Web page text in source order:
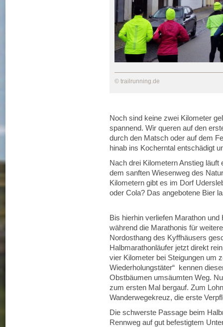
© trailrunning.de
Noch sind keine zwei Kilometer
spannend. Wir queren auf den
durch den Matsch oder auf dem
hinab ins Kocherntal entschädigt
Nach drei Kilometern Anstieg
dem sanften Wiesenweg des
Kilometern gibt es im Dorf
oder Cola? Das angebotene Bier
Bis hierhin verliefen Marathon
während die Marathonis für
Nordosthang des Kyffhäusers
Halbmarathonläufer jetzt direkt
vier Kilometer bei Steigungen um
Wiederholungstäter“ kennen
Obstbäumen umsäumten Weg.
zum ersten Mal bergauf. Zum
Wanderwegekreuz, die erste
Die schwerste Passage beim
Rennweg auf gut befestigtem